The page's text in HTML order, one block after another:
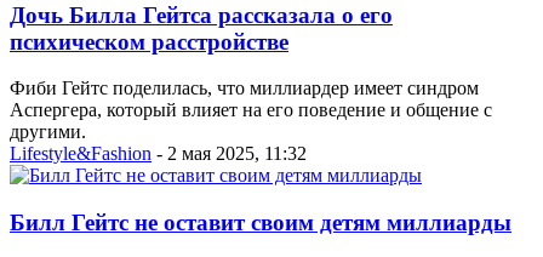
Дочь Билла Гейтса рассказала о его
психическом расстройстве
Фиби Гейтс поделилась, что миллиардер имеет синдром
Аспергера, который влияет на его поведение и общение с
другими.
Lifestyle&Fashion - 2 мая 2025, 11:32
Билл Гейтс не оставит своим детям миллиарды